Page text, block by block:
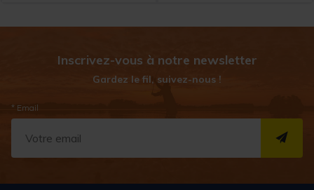
Inscrivez-vous à notre newsletter
Gardez le fil, suivez-nous !
* Email